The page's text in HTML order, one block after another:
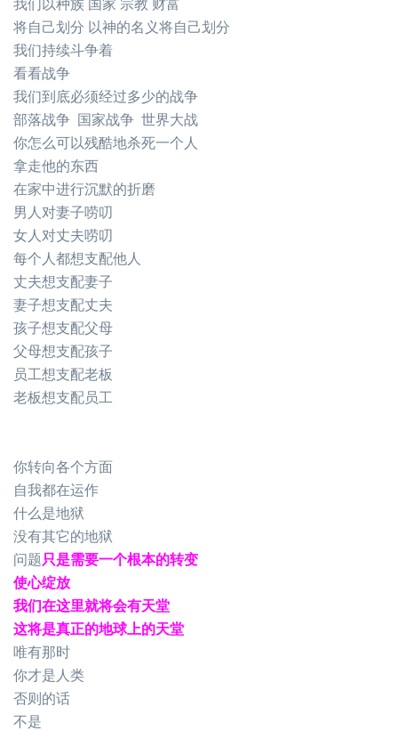
我们以种族 国家 宗教 财富
将自己划分 以神的名义将自己划分
我们持续斗争着
看看战争
我们到底必须经过多少的战争
部落战争 国家战争 世界大战
你怎么可以残酷地杀死一个人
拿走他的东西
在家中进行沉默的折磨
男人对妻子唠叨
女人对丈夫唠叨
每个人都想支配他人
丈夫想支配妻子
妻子想支配丈夫
孩子想支配父母
父母想支配孩子
员工想支配老板
老板想支配员工
你转向各个方面
自我都在运作
什么是地狱
没有其它的地狱
问题只是需要一个根本的转变
使心绽放
我们在这里就将会有天堂
这将是真正的地球上的天堂
唯有那时
你才是人类
否则的话
不是